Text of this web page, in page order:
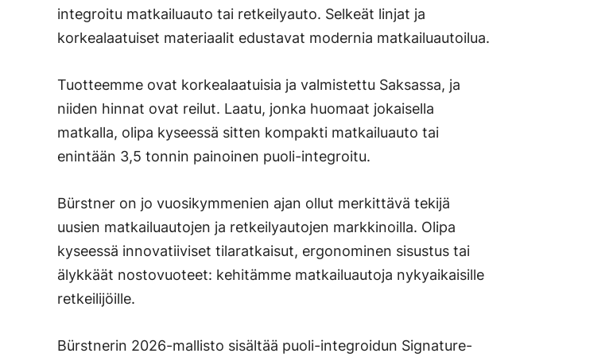
integroitu matkailuauto tai retkeilyauto. Selkeät linjat ja
korkealaatuiset materiaalit edustavat modernia matkailuautoilua.
Tuotteemme ovat korkealaatuisia ja valmistettu Saksassa, ja
niiden hinnat ovat reilut. Laatu, jonka huomaat jokaisella
matkalla, olipa kyseessä sitten kompakti matkailuauto tai
enintään 3,5 tonnin painoinen puoli-integroitu.
Bürstner on jo vuosikymmenien ajan ollut merkittävä tekijä
uusien matkailuautojen ja retkeilyautojen markkinoilla. Olipa
kyseessä innovatiiviset tilaratkaisut, ergonominen sisustus tai
älykkäät nostovuoteet: kehitämme matkailuautoja nykyaikaisille
retkeilijöille.
Bürstnerin 2026-mallisto sisältää puoli-integroidun Signature-